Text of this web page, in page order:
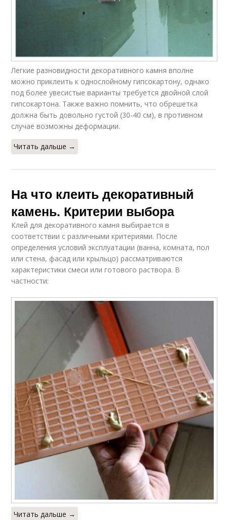
Легкие разновидности декоративного камня вполне
можно приклеить к однослойному гипсокартону, однако
под более увесистые варианты требуется двойной слой
гипсокартона. Также важно помнить, что обрешетка
должна быть довольно густой (30-40 см), в противном
случае возможны деформации.
Читать дальше →
На что клеить декоративный
камень. Критерии выбора
Клей для декоративного камня выбирается в
соответствии с различными критериями. После
определения условий эксплуатации (ванна, комната, пол
или стена, фасад или крыльцо) рассматриваются
характеристики смеси или готового раствора. В
частности:
Читать дальше →